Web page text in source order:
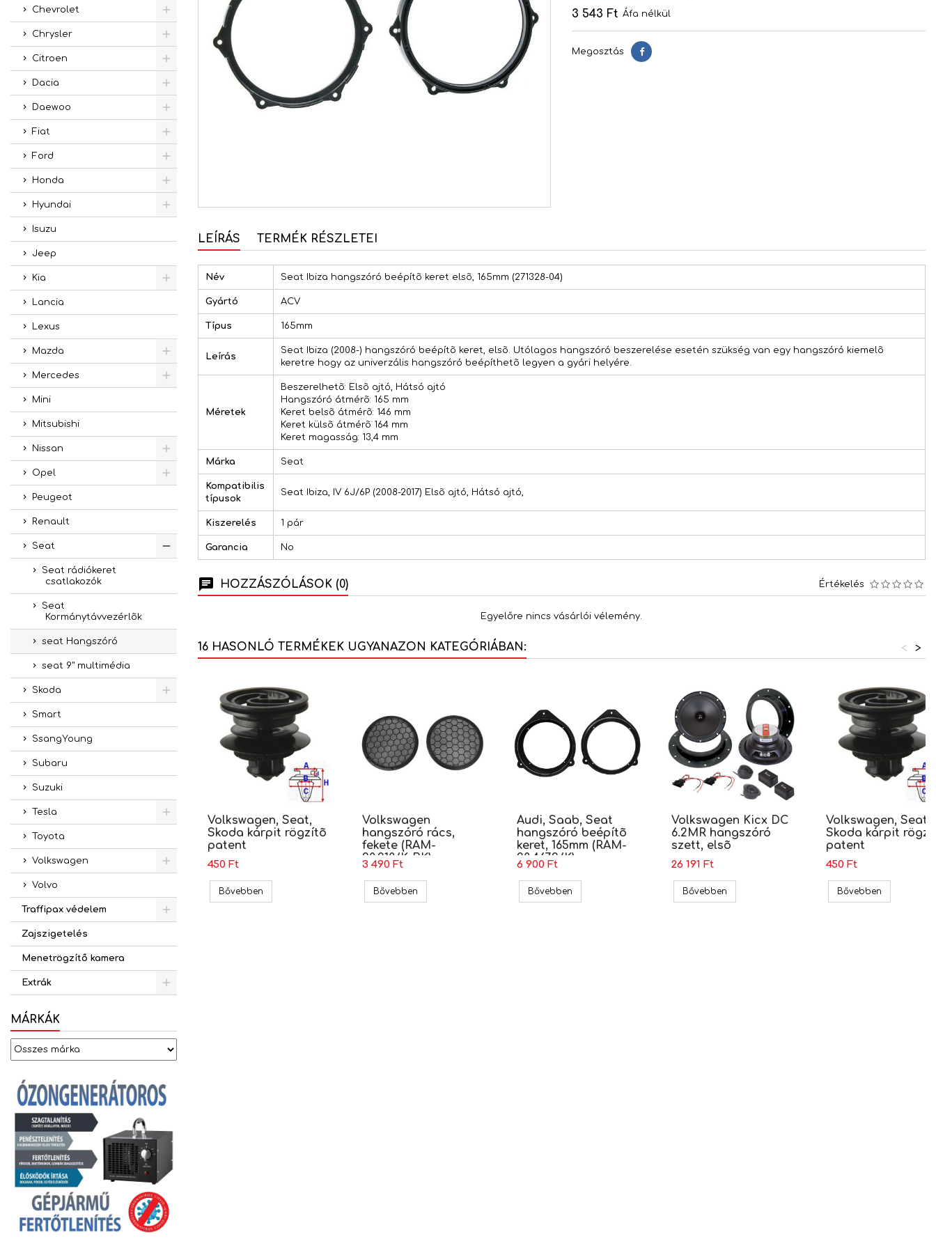
Chevrolet
Chrysler
Citroen
Dacia
Daewoo
Fiat
Ford
Honda
Hyundai
Isuzu
Jeep
Kia
Lancia
Lexus
Mazda
Mercedes
Mini
Mitsubishi
Nissan
Opel
Peugeot
Renault
Seat
Seat rádiókeret
csatlakozók
Seat
Kormánytávvezérlõk
seat Hangszóró
seat 9" multimédia
Skoda
Smart
SsangYoung
Subaru
Suzuki
Tesla
Toyota
Volkswagen
Volvo
Traffipax védelem
Zajszigetelés
Menetrögzítő kamera
Extrák
MÁRKÁK
3 543 Ft Áfa nélkül
Megosztás Megosztás
LEÍRÁS TERMÉK RÉSZLETEI
Név Seat Ibiza hangszóró beépítõ keret elsõ, 165mm (271328-04)
Gyártó ACV
Típus 165mm
Leírás
Seat Ibiza (2008-) hangszóró beépítõ keret, elsõ. Utólagos hangszóró beszerelése esetén szükség van egy hangszóró kiemelõ
keretre hogy az univerzális hangszóró beépíthetõ legyen a gyári helyére.
Méretek
Beszerelhetõ: Elsõ ajtó, Hátsó ajtó
Hangszóró átmérõ: 165 mm
Keret belsõ átmérõ: 146 mm
Keret külsõ átmérõ 164 mm
Keret magasság: 13,4 mm
Márka Seat
Kompatibilis
típusok
Seat Ibiza, IV 6J/6P (2008-2017) Elsõ ajtó, Hátsó ajtó,
Kiszerelés 1 pár
Garancia No
HOZZÁSZÓLÁSOK (0) Értékelés
Egyelőre nincs vásárlói vélemény.
16 HASONLÓ TERMÉKEK UGYANAZON KATEGÓRIÁBAN: >
<
Volkswagen, Seat,
Skoda kárpit rögzítõ
patent
450 Ft
BővebbenVolkswagen, Seat, Skoda kárpit rögzítõ patent
Volkswagen
hangszóró rács,
fekete (RAM-
20.210/K-BK)
3 490 Ft
BővebbenVolkswagen hangszóró rács, fekete (RAM-20.210/K-BK)
Audi, Saab, Seat
hangszóró beépítõ
keret, 165mm (RAM-
20.467.2/K)
6 900 Ft
BővebbenAudi, Saab, Seat hangszóró beépítõ keret, 165mm (RAM-20.467.2/K)
Volkswagen Kicx DC
6.2MR hangszóró
szett, elsõ
26 191 Ft
BővebbenVolkswagen Kicx DC 6.2MR hangszóró szett,
Volkswagen, Seat,
Skoda kárpit
patent
450 Ft
Bővebben